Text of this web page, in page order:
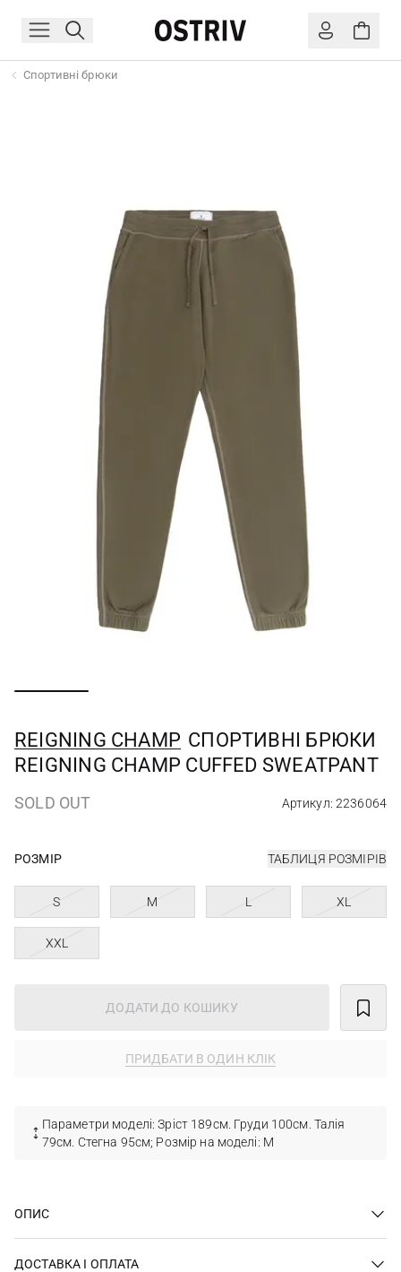
Спортивні брюки
REIGNING CHAMP СПОРТИВНІ БРЮКИ
REIGNING CHAMP CUFFED SWEATPANT
SOLD OUT Артикул: 2236064
РОЗМІР ТАБЛИЦЯ РОЗМІРІВ
S M L XL
XXL
ДОДАТИ ДО КОШИКУ
ПРИДБАТИ В ОДИН КЛІК
Параметри моделі: Зріст 189см. Груди 100см. Талія
79см. Стегна 95см; Розмір на моделі: М
ОПИС
ДОСТАВКА І ОПЛАТА